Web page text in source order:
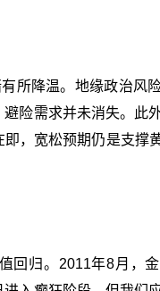
所降温。地缘政治风
险需求并未消失。此
，宽松预期仍是支撑
归。2011年8月，